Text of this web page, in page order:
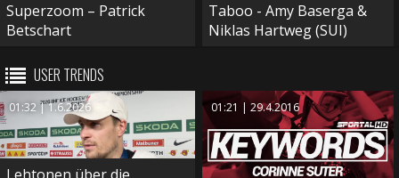
Superzoom – Patrick
Betschart
Taboo - Amy Baserga &
Niklas Hartweg (SUI)
USER TRENDS
01:32 | 1.6.2026 01:21 | 29.4.2016